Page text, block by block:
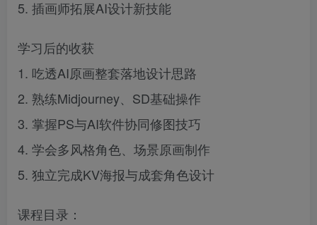
5. 插画师拓展AI设计新技能
学习后的收获
1. 吃透AI原画整套落地设计思路
2. 熟练Midjourney、SD基础操作
3. 掌握PS与AI软件协同修图技巧
4. 学会多风格角色、场景原画制作
5. 独立完成KV海报与成套角色设计
课程目录：